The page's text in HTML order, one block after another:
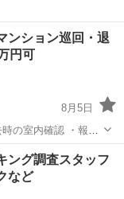
ンション巡回・退
円可
8月5日
の室内確認 ・報告
ング調査スタッフ
など